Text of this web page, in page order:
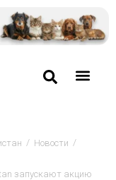
/ Новости /
запускают акцию